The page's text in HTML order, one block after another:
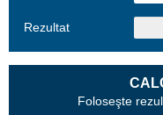
Rezultat
Foloseşte